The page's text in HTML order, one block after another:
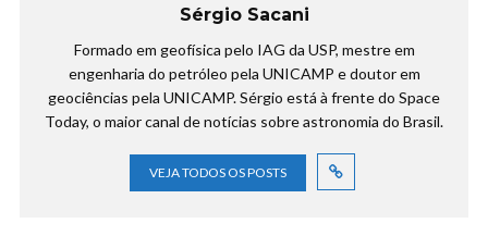
Sérgio Sacani
Formado em geofísica pelo IAG da USP, mestre em
engenharia do petróleo pela UNICAMP e doutor em
geociências pela UNICAMP. Sérgio está à frente do Space
Today, o maior canal de notícias sobre astronomia do Brasil.
VEJA TODOS OS POSTS